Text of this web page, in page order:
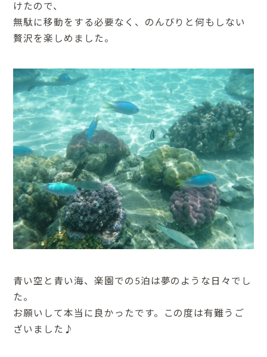
けたので、
無駄に移動をする必要なく、のんびりと何もしない
贅沢を楽しめました。
青い空と青い海、楽園での5泊は夢のような日々でし
た。
お願いして本当に良かったです。この度は有難うご
ざいました♪